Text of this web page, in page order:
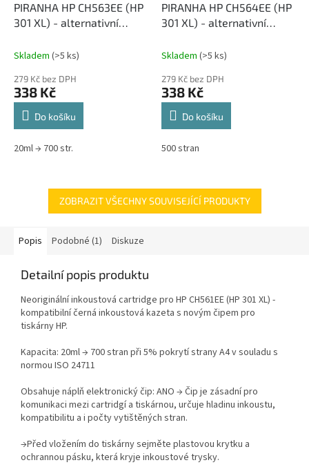
PIRANHA HP CH563EE (HP
301 XL) - alternativní
Skladem (>5 ks)
279 Kč bez DPH
338 Kč
Do košíku
20ml → 700 str.
PIRANHA HP CH564EE (HP
301 XL) - alternativní
cartridge
Skladem (>5 ks)
279 Kč bez DPH
338 Kč
Do košíku
500 stran
ZOBRAZIT VŠECHNY SOUVISEJÍCÍ PRODUKTY
Popis Podobné (1) Diskuze
Detailní popis produktu
Neoriginální inkoustová cartridge pro HP CH561EE (HP 301 XL) -
kompatibilní černá inkoustová kazeta s novým čipem pro
tiskárny HP.
Kapacita: 20ml → 700 stran při 5% pokrytí strany A4 v souladu s
normou ISO 24711
Obsahuje náplň elektronický čip: ANO → Čip je zásadní pro
komunikaci mezi cartridgí a tiskárnou, určuje hladinu inkoustu,
kompatibilitu a i počty vytištěných stran.
→Před vložením do tiskárny sejměte plastovou krytku a
ochrannou pásku, která kryje inkoustové trysky.